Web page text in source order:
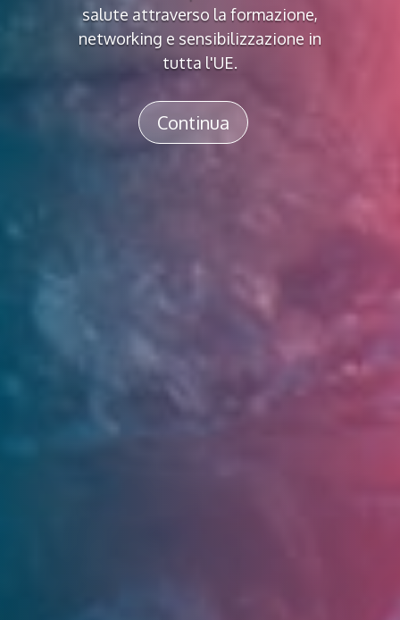
salute attraverso la formazione,
networking e sensibilizzazione in
tutta l'UE.
Continua